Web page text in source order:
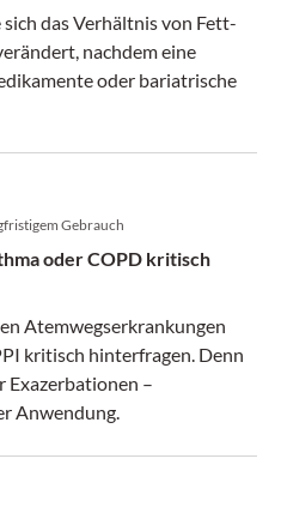
das Verhältnis von Fett-
nachdem eine
oder bariatrische
Gebrauch
oder COPD kritisch
Atemwegserkrankungen
kritisch hinterfragen. Denn
Exazerbationen –
Anwendung.